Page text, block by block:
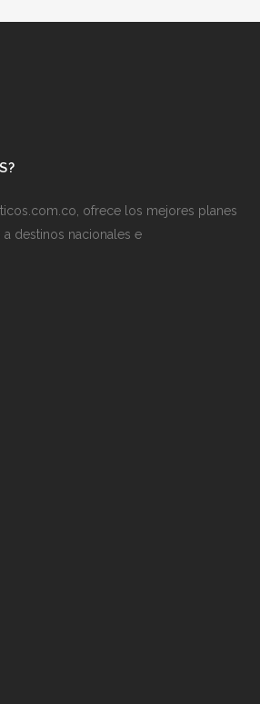
ofrece los mejores planes
destinos nacionales e